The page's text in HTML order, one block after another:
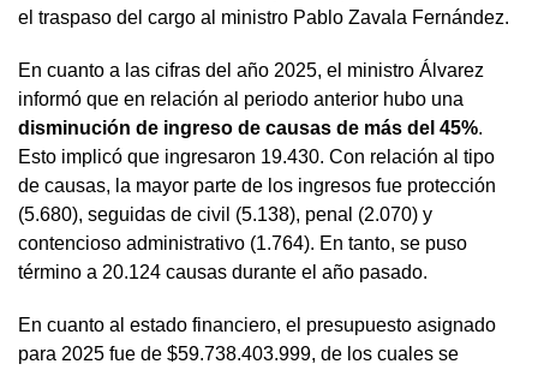
el traspaso del cargo al ministro Pablo Zavala Fernández.
En cuanto a las cifras del año 2025, el ministro Álvarez
informó que en relación al periodo anterior hubo una
disminución de ingreso de causas de más del 45%.
Esto implicó que ingresaron 19.430. Con relación al tipo
de causas, la mayor parte de los ingresos fue protección
(5.680), seguidas de civil (5.138), penal (2.070) y
contencioso administrativo (1.764). En tanto, se puso
término a 20.124 causas durante el año pasado.
En cuanto al estado financiero, el presupuesto asignado
para 2025 fue de $59.738.403.999, de los cuales se